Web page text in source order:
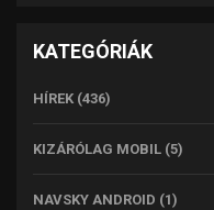
KATEGÓRIÁK
HÍREK (436)
KIZÁRÓLAG MOBIL (5)
NAVSKY ANDROID (1)